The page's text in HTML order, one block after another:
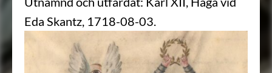
Eda Skantz, 1718-08-03.